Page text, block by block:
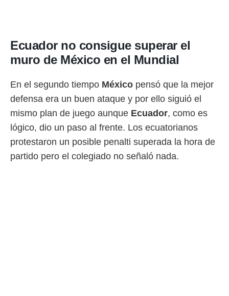
Ecuador no consigue superar el
muro de México en el Mundial
En el segundo tiempo México pensó que la mejor
defensa era un buen ataque y por ello siguió el
mismo plan de juego aunque Ecuador, como es
lógico, dio un paso al frente. Los ecuatorianos
protestaron un posible penalti superada la hora de
partido pero el colegiado no señaló nada.